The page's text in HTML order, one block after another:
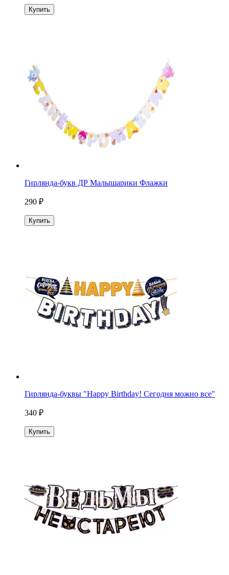
Купить
Гирлянда-букв ДР Малышарики Флажки
290 ₽
Купить
Гирлянда-буквы "Happy Birthday! Сегодня можно все"
340 ₽
Купить